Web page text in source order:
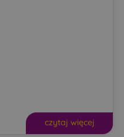
czytaj więcej